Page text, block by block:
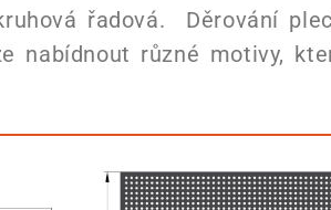
řadová. Děrování
nabídnout různé motivy,